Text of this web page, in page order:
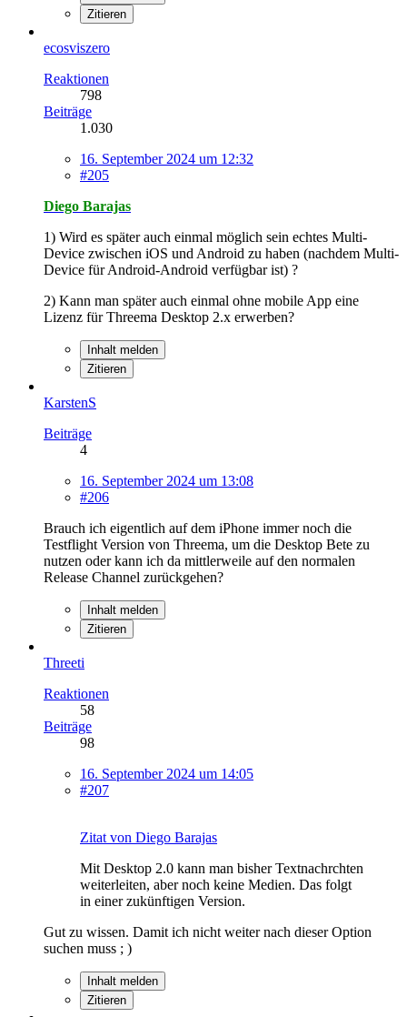
Zitieren
ecosviszero
Reaktionen
798
Beiträge
1.030
16. September 2024 um 12:32
#205
Diego Barajas
1) Wird es später auch einmal möglich sein echtes Multi-
Device zwischen iOS und Android zu haben (nachdem Multi-
Device für Android-Android verfügbar ist) ?
2) Kann man später auch einmal ohne mobile App eine
Lizenz für Threema Desktop 2.x erwerben?
Inhalt melden
Zitieren
KarstenS
Beiträge
4
16. September 2024 um 13:08
#206
Brauch ich eigentlich auf dem iPhone immer noch die
Testflight Version von Threema, um die Desktop Bete zu
nutzen oder kann ich da mittlerweile auf den normalen
Release Channel zurückgehen?
Inhalt melden
Zitieren
Threeti
Reaktionen
58
Beiträge
98
16. September 2024 um 14:05
#207
Zitat von Diego Barajas
Mit Desktop 2.0 kann man bisher Textnachrchten
weiterleiten, aber noch keine Medien. Das folgt
in einer zukünftigen Version.
Gut zu wissen. Damit ich nicht weiter nach dieser Option
suchen muss ; )
Inhalt melden
Zitieren